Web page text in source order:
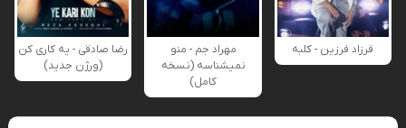
فرزاد فرزین - کلبه
مهراد جم - منو
نمیشناسه (نسخه
کامل)
رضا صادقی - یه کاری کن
(ورژن جدید)